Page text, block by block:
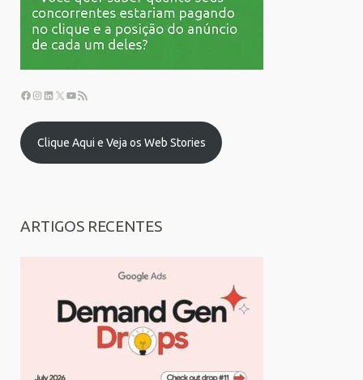
Clique Aqui e Veja os Web Stories
ARTIGOS RECENTES